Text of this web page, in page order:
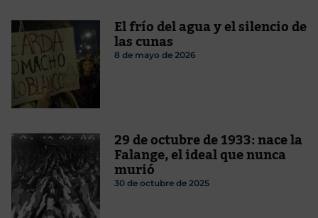
El frío del agua y el silencio de
las cunas
8 de mayo de 2026
29 de octubre de 1933: nace la
Falange, el ideal que nunca
murió
30 de octubre de 2025